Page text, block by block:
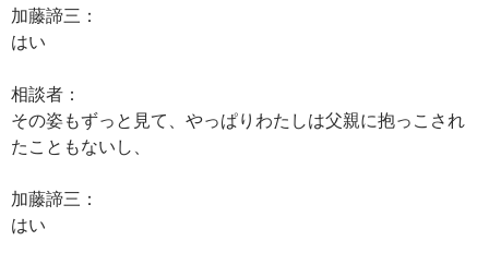
加藤諦三：
はい
相談者：
その姿もずっと見て、やっぱりわたしは父親に抱っこされ
たこともないし、
加藤諦三：
はい